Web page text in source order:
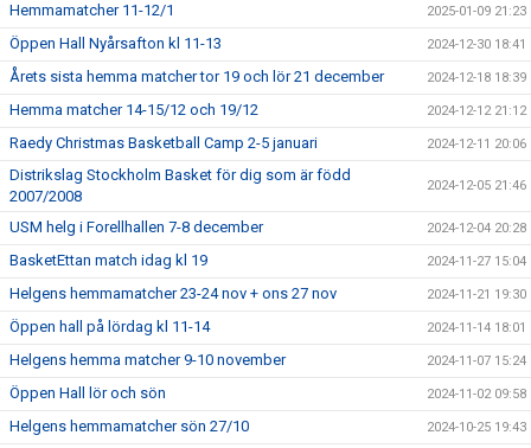
Hemmamatcher 11-12/1 2025-01-09 21:23
Öppen Hall Nyårsafton kl 11-13 2024-12-30 18:41
Årets sista hemma matcher tor 19 och lör 21 december 2024-12-18 18:39
Hemma matcher 14-15/12 och 19/12 2024-12-12 21:12
Raedy Christmas Basketball Camp 2-5 januari 2024-12-11 20:06
Distrikslag Stockholm Basket för dig som är född
2007/2008
2024-12-05 21:46
USM helg i Forellhallen 7-8 december 2024-12-04 20:28
BasketEttan match idag kl 19 2024-11-27 15:04
Helgens hemmamatcher 23-24 nov + ons 27 nov 2024-11-21 19:30
Öppen hall på lördag kl 11-14 2024-11-14 18:01
Helgens hemma matcher 9-10 november 2024-11-07 15:24
Öppen Hall lör och sön 2024-11-02 09:58
Helgens hemmamatcher sön 27/10 2024-10-25 19:43